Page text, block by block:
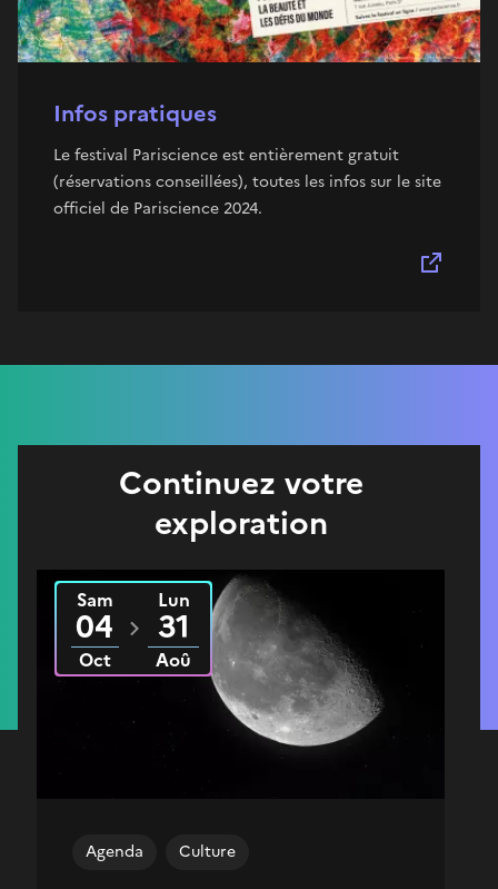
Infos pratiques
Le festival Pariscience est entièrement gratuit
(réservations conseillées), toutes les infos sur le site
officiel de Pariscience 2024.
Continuez votre
exploration
Agenda Culture
Du
Sam
04
Oct
2025 auLun
31
Aoû
2026